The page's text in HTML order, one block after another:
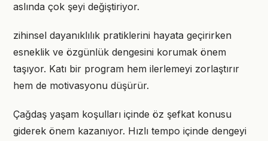
aslında çok şeyi değiştiriyor.
zihinsel dayanıklılık pratiklerini hayata geçirirken
esneklik ve özgünlük dengesini korumak önem
taşıyor. Katı bir program hem ilerlemeyi zorlaştırır
hem de motivasyonu düşürür.
Çağdaş yaşam koşulları içinde öz şefkat konusu
giderek önem kazanıyor. Hızlı tempo içinde dengeyi